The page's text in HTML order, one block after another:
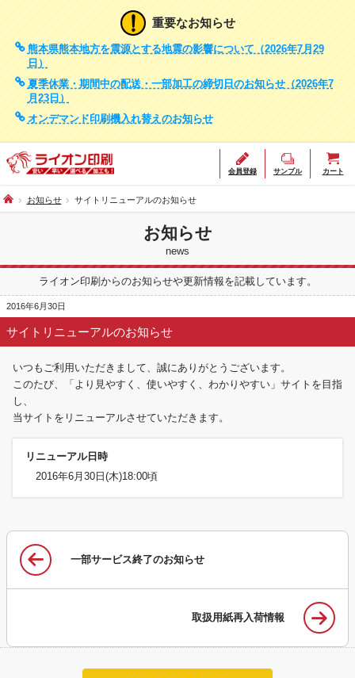
重要なお知らせ
熊本県熊本地方を震源とする地震の影響について（2026年7月29
日）
夏季休業・期間中の配送・一部加工の締切日のお知らせ（2026年7
月23日）
オンデマンド印刷機入れ替えのお知らせ
会員登録 サンプル カート
お知らせ サイトリニューアルのお知らせ
お知らせ
news
ライオン印刷からのお知らせや更新情報を記載しています。
2016年6月30日
サイトリニューアルのお知らせ
いつもご利用いただきまして、誠にありがとうございます。
このたび、「より見やすく、使いやすく、わかりやすい」サイトを目指
し、
当サイトをリニューアルさせていただきます。
リニューアル日時
2016年6月30日(木)18:00頃
一部サービス終了のお知らせ
取扱用紙再入荷情報